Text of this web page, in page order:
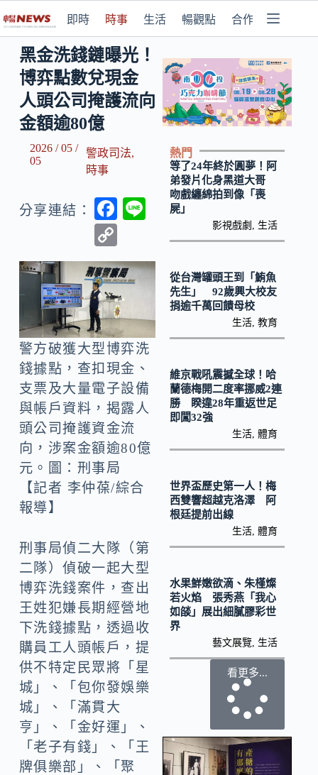
即時 時事 生活 暢觀點 合作媒體
黑金洗錢鏈曝光！
博弈點數兌現金
人頭公司掩護流向
金額逾80億
2026 / 05 /
05
警政司法,
時事
分享連結：
F
b
o
o
k
o
p
y
Li
n
k
警方破獲大型博弈洗
錢據點，查扣現金、
支票及大量電子設備
與帳戶資料，揭露人
頭公司掩護資金流
向，涉案金額逾80億
元。圖：刑事局
【記者 李仲葆/綜合
報導】
刑事局偵二大隊（第
二隊）偵破一起大型
博弈洗錢案件，查出
王姓犯嫌長期經營地
下洗錢據點，透過收
購員工人頭帳戶，提
供不特定民眾將「星
城」、「包你發娛樂
城」、「滿貫大
亨」、「金好運」、
「老子有錢」、「王
牌俱樂部」、「聚
熱門
等了24年終於圓夢！阿
弟發片化身黑道大哥
吻戲纏綿拍到像「喪
屍」
影視戲劇 生活
從台灣罐頭王到「鮪魚
先生」 92歲興大校友
捐逾千萬回饋母校
生活 ,教育
維京戰吼震撼全球！哈
蘭德梅開二度率挪威2連
勝 睽違28年重返世足
即闖32強
生活 ,體育
世界盃歷史第一人！梅
西雙響超越克洛澤 阿
根廷提前出線
生活 ,體育
水果鮮嫩欲滴、朱槿燦
若火焰 張秀燕「我心
如燄」展出細膩膠彩世
界
藝文展覽 生活
看更多...